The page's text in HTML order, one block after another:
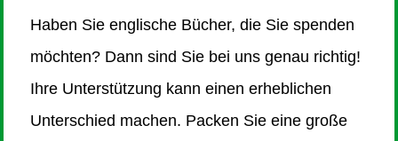
Haben Sie englische Bücher, die Sie spenden
möchten? Dann sind Sie bei uns genau richtig!
Ihre Unterstützung kann einen erheblichen
Unterschied machen. Packen Sie eine große